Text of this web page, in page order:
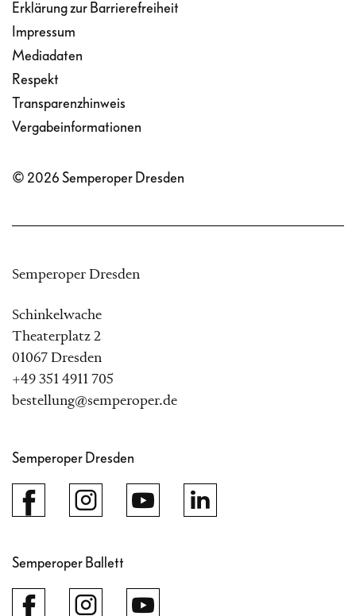
Erklärung zur Barrierefreiheit
Impressum
Mediadaten
Respekt
Transparenzhinweis
Vergabeinformationen
© 2026 Semperoper Dresden
Semperoper Dresden
Schinkelwache
Theaterplatz 2
01067 Dresden
+49 351 4911 705
bestellung@semperoper.de
Semperoper Dresden
Semperoper Ballett